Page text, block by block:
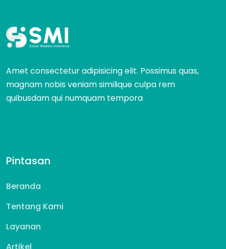
Amet consectetur adipisicing elit. Possimus quas,
magnam nobis veniam similique culpa rem
quibusdam qui numquam tempora
Pintasan
Beranda
Tentang Kami
Layanan